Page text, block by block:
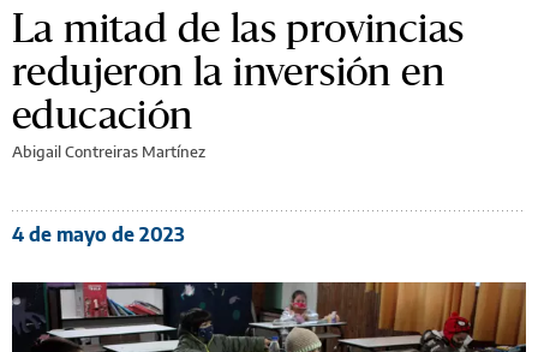
La mitad de las provincias
redujeron la inversión en
educación
Abigail Contreiras Martínez
4 de mayo de 2023